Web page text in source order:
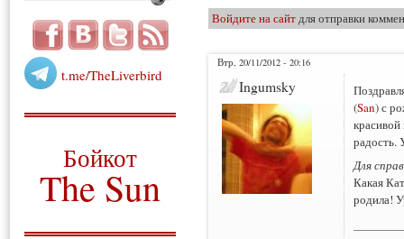
t.me/TheLiverbird
Бойкот
The Sun
Войдите на сайтдля отправки
Втр, 20/11/2012 - 20:16
Ingumsky
(San) с
красивой
радость.
Для
Какая
родила!